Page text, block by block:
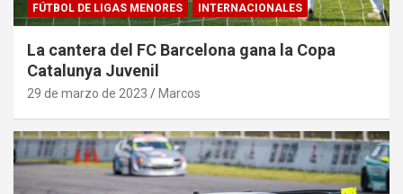
FÚTBOL DE LIGAS MENORES INTERNACIONALES
La cantera del FC Barcelona gana la Copa
Catalunya Juvenil
29 de marzo de 2023 Marcos